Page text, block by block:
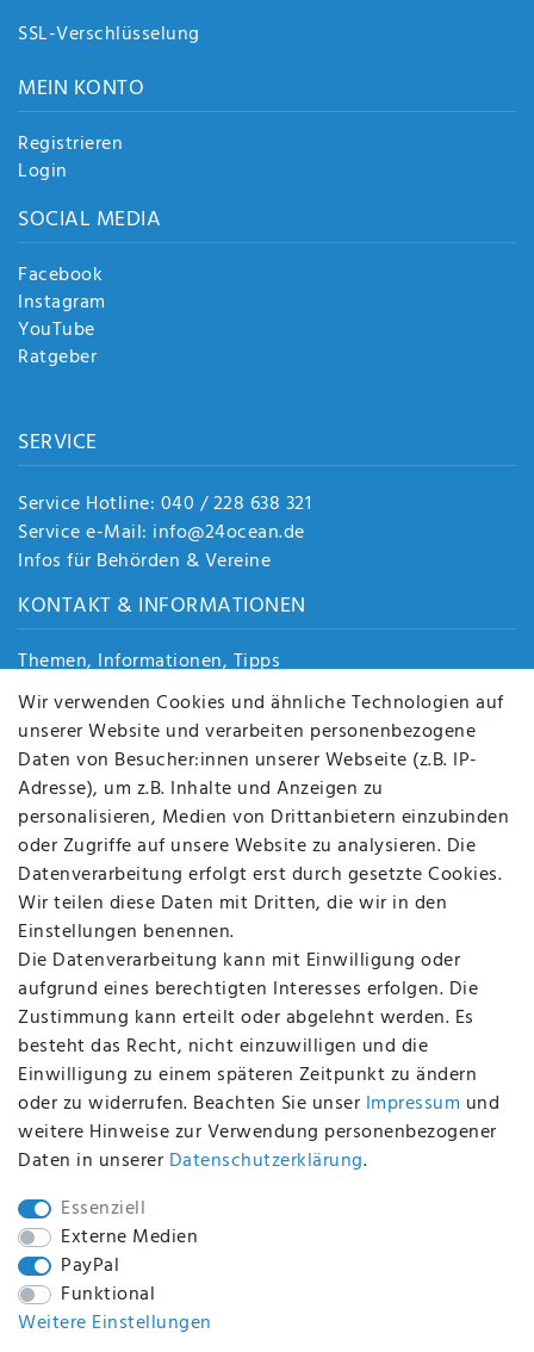
SSL-Verschlüsselung
MEIN KONTO
Registrieren
Login
SOCIAL MEDIA
Facebook
Instagram
YouTube
Ratgeber
SERVICE
Service Hotline: 040 / 228 638 321
Service e-Mail: info@24ocean.de
Infos für Behörden & Vereine
KONTAKT & INFORMATIONEN
Themen, Informationen, Tipps
Jobs
Über uns
Kontakt
Datenschutz
AGB
FAQ
Batterieentsorgung
Altölverordnung
Impressum
BEQUEM UND SICHER BEZAHLEN MIT
BEI UNS SIND SIE SICHER!
WIR VERSENDEN MIT
Wir verwenden Cookies und ähnliche Technologien auf
unserer Website und verarbeiten personenbezogene
Daten von Besucher:innen unserer Webseite (z.B. IP-
Adresse), um z.B. Inhalte und Anzeigen zu
personalisieren, Medien von Drittanbietern einzubinden
oder Zugriffe auf unsere Website zu analysieren. Die
Datenverarbeitung erfolgt erst durch gesetzte Cookies.
Wir teilen diese Daten mit Dritten, die wir in den
Einstellungen benennen.
Die Datenverarbeitung kann mit Einwilligung oder
aufgrund eines berechtigten Interesses erfolgen. Die
Zustimmung kann erteilt oder abgelehnt werden. Es
besteht das Recht, nicht einzuwilligen und die
Einwilligung zu einem späteren Zeitpunkt zu ändern
oder zu widerrufen. Beachten Sie unser Impressum und
weitere Hinweise zur Verwendung personenbezogener
Daten in unserer Daten­schutz­erklärung.
Essenziell
Externe Medien
PayPal
Funktional
Weitere Einstellungen